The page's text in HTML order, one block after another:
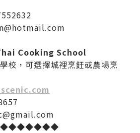
Cooking School
校，可選擇城裡烹飪或農場烹